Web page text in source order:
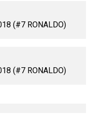
(#7 RONALDO)
(#7 RONALDO)